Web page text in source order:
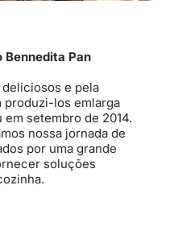
Bennedita Pan
e pela
produzi-los emlarga
setembro de 2014.
nossa jornada de
por uma grande
soluções